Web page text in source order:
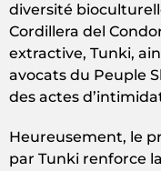
diversité
Cordillera del
extractive, Tunki,
avocats du Peuple
des actes
Heureusement, le
par Tunki renforce